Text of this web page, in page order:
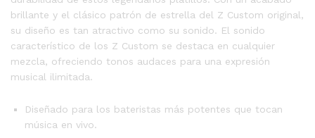
brillante y el clásico patrón de estrella del Z Custom original,
su diseño es tan atractivo como su sonido. El sonido
característico de los Z Custom se destaca en cualquier
mezcla, ofreciendo tonos audaces para una expresión
musical ilimitada.
Diseñado para los bateristas más potentes que tocan
música en vivo.